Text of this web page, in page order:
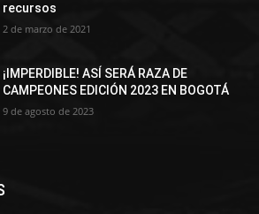
recursos
2 de marzo de 2021
¡IMPERDIBLE! ASÍ SERÁ RAZA DE
CAMPEONES EDICIÓN 2023 EN BOGOTÁ
9 de agosto de 2023